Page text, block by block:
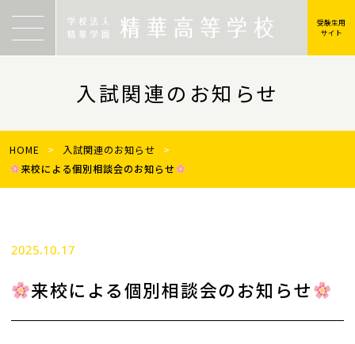
受験生用
サイト
入試関連のお知らせ
HOME > 入試関連のお知らせ
>
来校による個別相談会のお知らせ
来校による個別相談会のお知らせ
2025.10.17